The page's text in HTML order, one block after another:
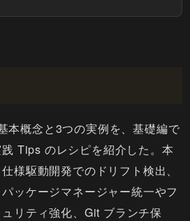
本概念と3つの実例を、基礎編で
Tips のレシピを紹介した。本
様駆動開発でのドリフト検出、
ッケージマネージャー統一やフ
リティ強化、Git ブランチ保